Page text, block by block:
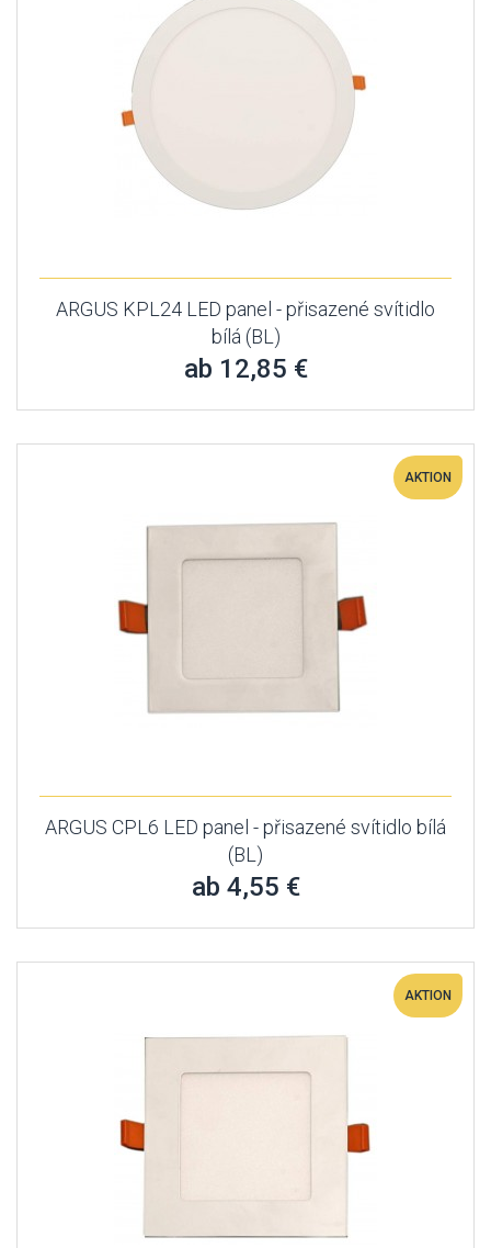
ARGUS KPL24 LED panel - přisazené svítidlo
bílá (BL)
ab 12,85 €
AKTION
ARGUS CPL6 LED panel - přisazené svítidlo bílá
(BL)
ab 4,55 €
AKTION